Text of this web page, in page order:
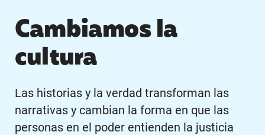
Cambiamos la
cultura
Las historias y la verdad transforman las
narrativas y cambian la forma en que las
personas en el poder entienden la justicia